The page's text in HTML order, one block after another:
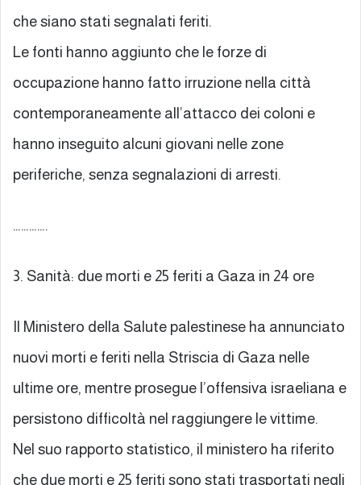
che siano stati segnalati feriti.
Le fonti hanno aggiunto che le forze di
occupazione hanno fatto irruzione nella città
contemporaneamente all’attacco dei coloni e
hanno inseguito alcuni giovani nelle zone
periferiche, senza segnalazioni di arresti.
………….
3. Sanità: due morti e 25 feriti a Gaza in 24 ore
Il Ministero della Salute palestinese ha annunciato
nuovi morti e feriti nella Striscia di Gaza nelle
ultime ore, mentre prosegue l’offensiva israeliana e
persistono difficoltà nel raggiungere le vittime.
Nel suo rapporto statistico, il ministero ha riferito
che due morti e 25 feriti sono stati trasportati negli